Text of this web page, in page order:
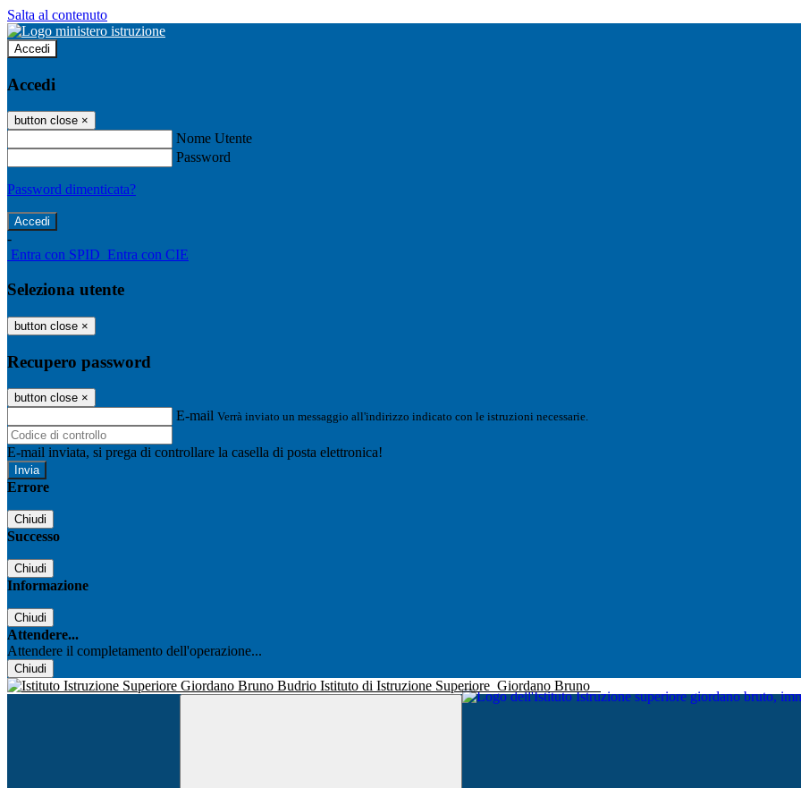
Salta al contenuto
Accedi
Accedi
button close ×
Nome Utente
Password
Password dimenticata?
-
Entra con SPID Entra con CIE
Seleziona utente
button close ×
Recupero password
button close ×
E-mail Verrà inviato un messaggio all'indirizzo indicato con le istruzioni necessarie.
E-mail inviata, si prega di controllare la casella di posta elettronica!
Errore
Chiudi
Successo
Chiudi
Informazione
Chiudi
Attendere...
Attendere il completamento dell'operazione...
Chiudi
Istituto di Istruzione Superiore Giordano Bruno